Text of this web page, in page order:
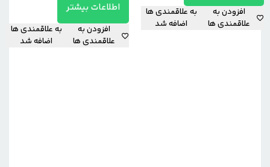
افزودن به
علاقمندی ها
به علاقمندی ها
اضافه شد
اطلاعات بیشتر
افزودن به
علاقمندی ها
به علاقمندی ها
اضافه شد